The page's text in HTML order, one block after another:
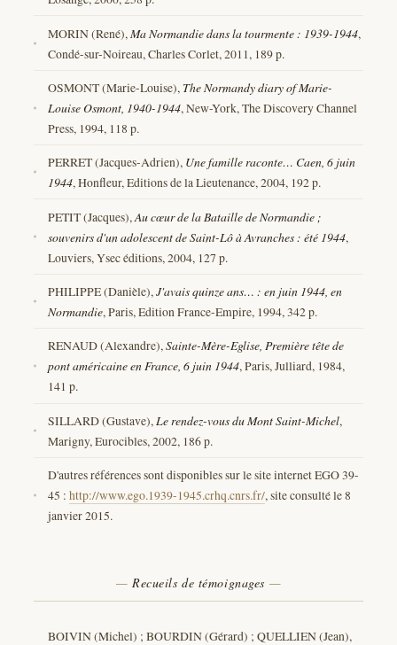
MORIN (René), Ma Normandie dans la tourmente : 1939-1944,
Condé-sur-Noireau, Charles Corlet, 2011, 189 p.
OSMONT (Marie-Louise), The Normandy diary of Marie-
Louise Osmont, 1940-1944, New-York, The Discovery Channel
Press, 1994, 118 p.
PERRET (Jacques-Adrien), Une famille raconte… Caen, 6 juin
1944, Honfleur, Editions de la Lieutenance, 2004, 192 p.
PETIT (Jacques),Au cœur de la Bataille de Normandie ;
souvenirs d'un adolescent de Saint-Lô à Avranches : été 1944,
Louviers, Ysec éditions, 2004, 127 p.
PHILIPPE (Danièle),J'avais quinze ans… : en juin 1944, en
Normandie, Paris, Edition France-Empire, 1994, 342 p.
RENAUD (Alexandre),Sainte-Mère-Eglise, Première tête de
pont américaine en France, 6 juin 1944, Paris, Julliard, 1984,
141 p.
SILLARD (Gustave),Le rendez-vous du Mont Saint-Michel,
Marigny, Eurocibles, 2002, 186 p.
D'autres références sont disponibles sur le site internet EGO 39-
45 :http://www.ego.1939-1945.crhq.cnrs.fr/, site consulté le 8
janvier 2015.
Recueils de témoignages
BOIVIN (Michel) ; BOURDIN (Gérard) ; QUELLIEN (Jean),